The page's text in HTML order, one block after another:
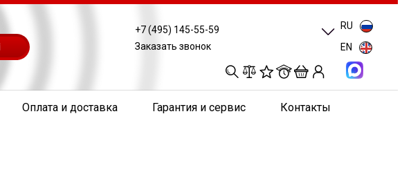
+7 (495) 145-55-59
Заказать звонок
0
RU
EN
Оплата и доставка Гарантия и сервис Контакты